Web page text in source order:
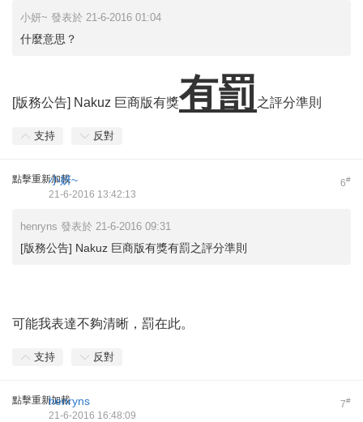
小妍~ 發表於 21-6-2016 01:04
什麼意思？
[版務公告] Nakuz 巨商版有獎有罰 之評分準則
支持 反對
點擊重新加載 6#
小妍~
21-6-2016 13:42:13
henryns 發表於 21-6-2016 09:31
[版務公告] Nakuz 巨商版有獎有罰之評分準則
可能我表達不夠清晰，罰在此。
支持 反對
點擊重新加載 7#
henryns
21-6-2016 16:48:09